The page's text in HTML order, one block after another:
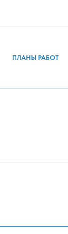
ПЛАНЫ РАБОТ